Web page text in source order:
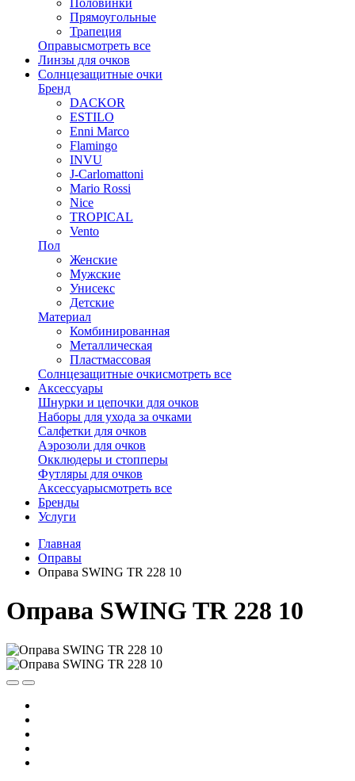
Прямоугольные
Трапеция
Оправысмотреть все
Линзы для очков
Солнцезащитные очки
Бренд
DACKOR
ESTILO
Enni Marco
Flamingo
INVU
J-Carlomattoni
Mario Rossi
Nice
TROPICAL
Vento
Пол
Женские
Мужские
Унисекс
Детские
Материал
Комбинированная
Металлическая
Пластмассовая
Солнцезащитные очкисмотреть все
Аксессуары
Шнурки и цепочки для очков
Наборы для ухода за очками
Салфетки для очков
Аэрозоли для очков
Окклюдеры и стопперы
Футляры для очков
Аксессуарысмотреть все
Бренды
Услуги
Главная
Оправы
Оправа SWING TR 228 10
Оправа SWING TR 228 10